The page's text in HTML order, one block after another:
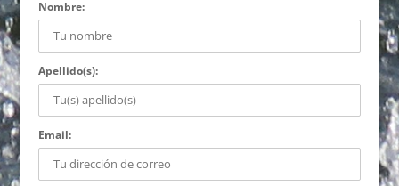
Nombre:
Apellido(s):
Email: